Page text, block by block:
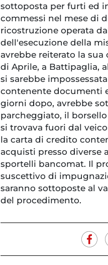
sottoposta per furti ed
commessi nel mese di
ricostruzione operata
dell'esecuzione della
avrebbe reiterato la
di Aprile, a Battipaglia,
si sarebbe
contenente documenti
giorni dopo, avrebbe
parcheggiato, il
si trovava fuori dal
la carta di credito
acquisti presso diverse
sportelli bancomat. Il
suscettivo di
saranno sottoposte al
del procedimento.